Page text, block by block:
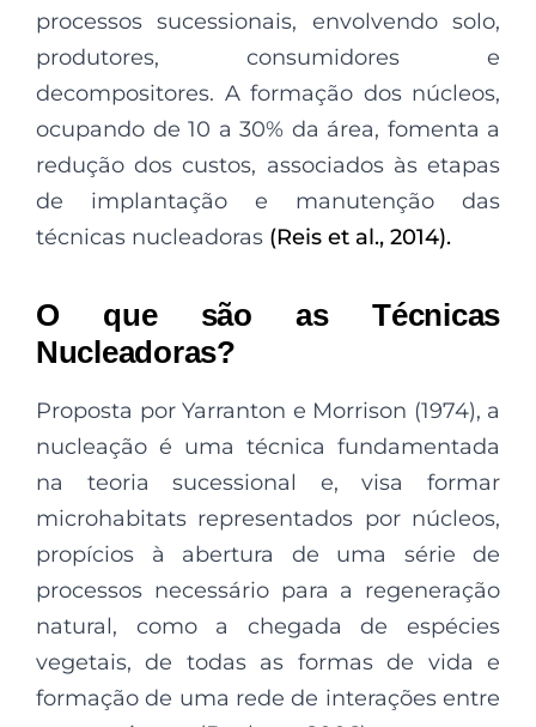
processos sucessionais, envolvendo solo,
produtores, consumidores e
decompositores. A formação dos núcleos,
ocupando de 10 a 30% da área, fomenta a
redução dos custos, associados às etapas
de implantação e manutenção das
técnicas nucleadoras (Reis et al., 2014).
O que são as Técnicas
Nucleadoras?
Proposta por Yarranton e Morrison (1974), a
nucleação é uma técnica fundamentada
na teoria sucessional e, visa formar
microhabitats representados por núcleos,
propícios à abertura de uma série de
processos necessário para a regeneração
natural, como a chegada de espécies
vegetais, de todas as formas de vida e
formação de uma rede de interações entre